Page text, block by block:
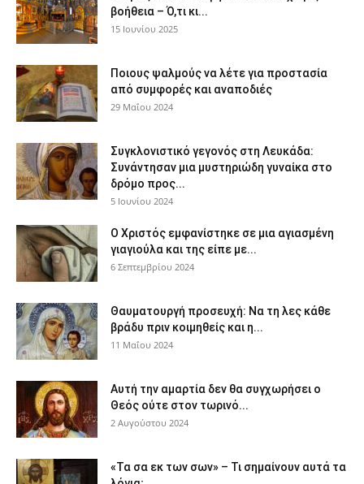
βοήθεια – Ό,τι κι...
15 Ιουνίου 2025
Ποιους ψαλμούς να λέτε για προστασία
από συμφορές και αναποδιές
29 Μαΐου 2024
Συγκλονιστικό γεγονός στη Λευκάδα:
Συνάντησαν μια μυστηριώδη γυναίκα στο
δρόμο προς...
5 Ιουνίου 2024
Ο Χριστός εμφανίστηκε σε μια αγιασμένη
γιαγιούλα και της είπε με...
6 Σεπτεμβρίου 2024
Θαυματουργή προσευχή: Να τη λες κάθε
βράδυ πριν κοιμηθείς και η...
11 Μαΐου 2024
Αυτή την αμαρτία δεν θα συγχωρήσει ο
Θεός ούτε στον τωρινό...
2 Αυγούστου 2024
«Τα σα εκ των σων» – Τι σημαίνουν αυτά τα